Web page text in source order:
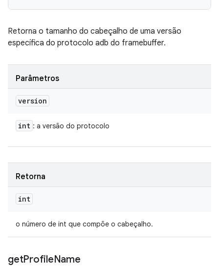
Retorna o tamanho do cabeçalho de uma versão
específica do protocolo adb do framebuffer.
Parâmetros
version
int : a versão do protocolo
Retorna
int
o número de int que compõe o cabeçalho.
getProfileName